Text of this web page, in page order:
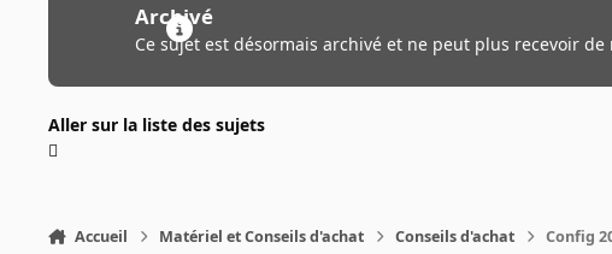
Archivé
Ce sujet est désormais archivé et ne peut plus recevoir de
Aller sur la liste des sujets
Accueil Matériel et Conseils d'achat Conseils d'achat Config